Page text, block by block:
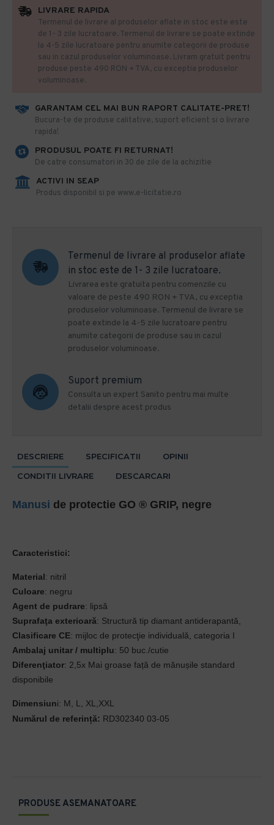
GARANTAM CEL MAI BUN RAPORT CALITATE-PRET!
​Bucura-te de produse calitative, suport eficient si o livrare
rapida!
PRODUSUL POATE FI RETURNAT!
De catre consumatori in 30 de zile de la achizitie
ACTIVI IN SEAP
Produs disponibil si pe www.e-licitatie.ro
LIVRARE RAPIDA
Termenul de livrare al produselor aflate in stoc este este
de 1- 3 zile lucratoare. Termenul de livrare se poate extinde
la 4-5 zile lucratoare pentru anumite categorii de produse
sau in cazul produselor voluminoase. Livram gratuit pentru
produse peste 490 RON + TVA, cu exceptia produselor
voluminoase.
Termenul de livrare al produselor aflate
in stoc este de 1- 3 zile lucratoare.
Livrarea este gratuita pentru comenzile cu
valoare de peste 490 RON + TVA, cu exceptia
produselor voluminoase. Termenul de livrare se
poate extinde la 4-5 zile lucratoare pentru
anumite categorii de produse sau in cazul
produselor voluminoase.
Suport premium
Consulta un expert Sanito pentru mai multe
detalii despre acest produs
PRODUSE ASEMANATOARE
DESCRIERE SPECIFICATII
OPINII
CONDITII LIVRARE
DESCARCARI
Manusi de protectie GO ® GRIP, negre
Caracteristici:
Material: nitril
Culoare: negru
Agent de pudrare: lipsă
Suprafaţa exterioară: Structură tip diamant antiderapantă,
Clasificare CE: mijloc de protecţie individuală, categoria I
Ambalaj unitar / multiplu: 50 buc./cutie
Diferenţiator: 2,5x Mai groase față de mănușile standard
disponibile
Dimensiuni: M, L, XL,XXL
Numărul de referință: RD302340 03-05